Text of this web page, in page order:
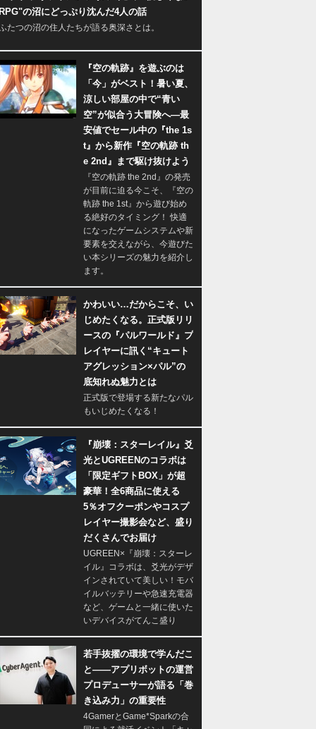
RPG"の沼にどっぷり沈んだ4人の話
たつの沼の住人たちが語る奥深さとは。
『空の軌跡』を遊ぶのは
「今」がベスト！暑い夏、
涼しい部屋の中で“青い
空”が似合う大冒険へ―最
安値でセール中の『the 1s
t』から新作『空の軌跡 th
e 2nd』まで駆け抜けよう
『空の軌跡 the 2nd』の発売
が目前に迫る今こそ、『空の
軌跡 the 1st』から遊び始め
る絶好のタイミング！ 快適
になったゲームシステムや新
要素を交えながら、今遊びた
い本シリーズの魅力を紹介し
ます。
かわいい…だからこそ、い
じめたくなる。正式版リリ
ースの『パルワールド』プ
レイヤーに訊く“キュート
アグレッション×パル”の
底知れぬ魅力とは
正式版で登場する新たなパル
もいじめたくなる！
『崩壊：スターレイル』爻
光とUGREENのコラボは
「限定ギフトBOX」が超
豪華！全6商品に使える
5％オフクーポンやコスプ
レイヤー撮影会など、盛り
だくさんでお届け
UGREEN×『崩壊：スターレ
イル』コラボは、爻光がデザ
インされていて美しい！モバ
イルバッテリーや急速充電器
など、ゲームと一緒に使いた
いデバイスがてんこ盛り
若手抜擢の環境で学んだこ
と――アプリボットの運営
プロデューサーが語る「巻
き込み力」の重要性
4GamerとGame*Sparkの合